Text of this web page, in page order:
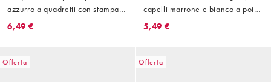
azzurro a quadretti con stampa
di ciliegie
6,49 €
capelli marrone e bianco a pois
misura media
5,49 €
Offerta Offerta